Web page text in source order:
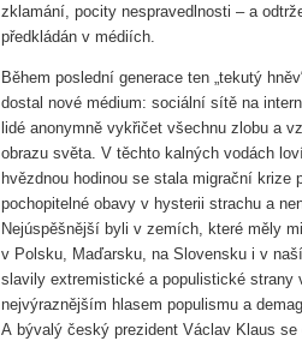
zklamání, pocity nespravedlnosti – a
předkládán v médiích.
Během poslední generace ten „tekutý
dostal nové médium: sociální sítě na
lidé anonymně vykřičet všechnu zlobu a
obrazu světa. V těchto kalných vodách
hvězdnou hodinou se stala migrační
pochopitelné obavy v hysterii strachu a
Nejúspěšnější byli v zemích, které měly
v Polsku, Maďarsku, na Slovensku i v
slavily extremistické a populistické strany
nejvýraznějším hlasem populismu a
A bývalý český prezident Václav Klaus